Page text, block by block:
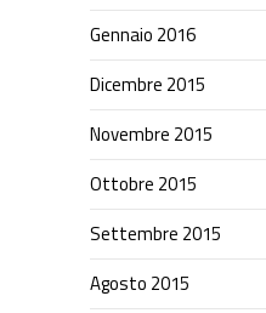
Gennaio 2016
Dicembre 2015
Novembre 2015
Ottobre 2015
Settembre 2015
Agosto 2015